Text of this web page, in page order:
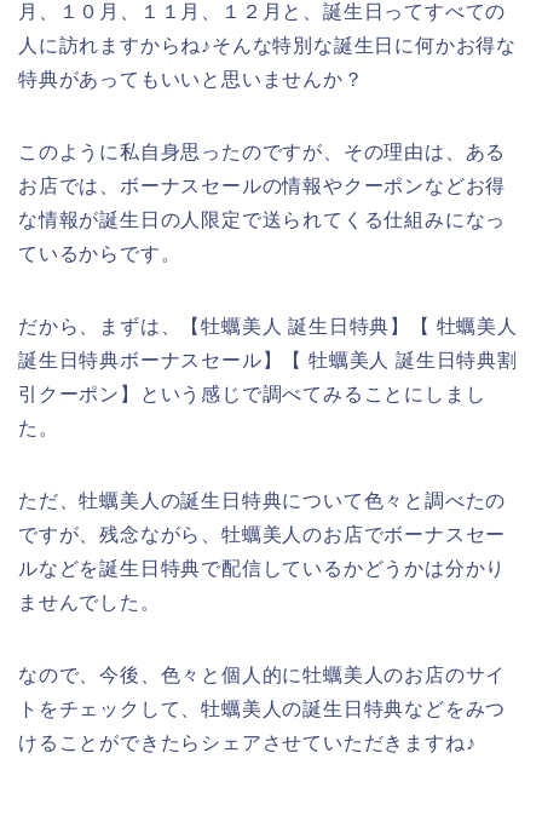
月、１０月、１１月、１２月と、誕生日ってすべての
人に訪れますからね♪そんな特別な誕生日に何かお得な
特典があってもいいと思いませんか？
このように私自身思ったのですが、その理由は、ある
お店では、ボーナスセールの情報やクーポンなどお得
な情報が誕生日の人限定で送られてくる仕組みになっ
ているからです。
だから、まずは、【牡蠣美人 誕生日特典】【 牡蠣美人
誕生日特典ボーナスセール】【 牡蠣美人 誕生日特典割
引クーポン】という感じで調べてみることにしまし
た。
ただ、牡蠣美人の誕生日特典について色々と調べたの
ですが、残念ながら、牡蠣美人のお店でボーナスセー
ルなどを誕生日特典で配信しているかどうかは分かり
ませんでした。
なので、今後、色々と個人的に牡蠣美人のお店のサイ
トをチェックして、牡蠣美人の誕生日特典などをみつ
けることができたらシェアさせていただきますね♪